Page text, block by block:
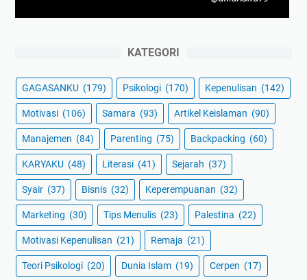
KATEGORI
GAGASANKU (179) Psikologi (170) Kepenulisan (142)
Motivasi (106) Samara (93) Artikel Keislaman (90)
Manajemen (84) Parenting (75) Backpacking (60)
KARYAKU (48) Literasi (41) Sejarah (37)
Syair (37) Bisnis (32) Keperempuanan (32)
Marketing (30) Tips Menulis (23) Palestina (22)
Motivasi Kepenulisan (21) Remaja (21)
Teori Psikologi (20) Dunia Islam (19) Cerpen (17)